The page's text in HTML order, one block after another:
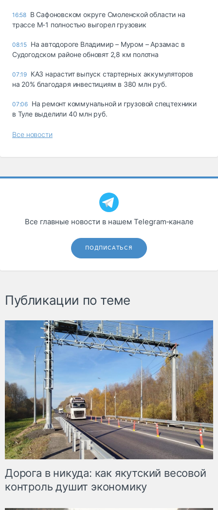
16:58 В Сафоновском округе Смоленской области на
трассе М-1 полностью выгорел грузовик
08:15 На автодороге Владимир – Муром – Арзамас в
Судогодском районе обновят 2,8 км полотна
07:19 КАЗ нарастит выпуск стартерных аккумуляторов
на 20% благодаря инвестициям в 380 млн руб.
07:06 На ремонт коммунальной и грузовой спецтехники
в Туле выделили 40 млн руб.
Все новости
Все главные новости в нашем Telegram‑канале
ПОДПИСАТЬСЯ
Публикации по теме
Дорога в никуда: как якутский весовой
контроль душит экономику